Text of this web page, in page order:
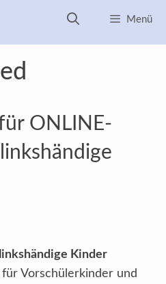
Menü
ONLINE-
Kinder
Vorschülerkinder und